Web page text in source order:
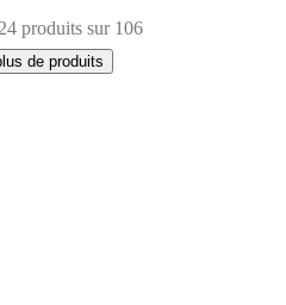
produits sur 106
de produits